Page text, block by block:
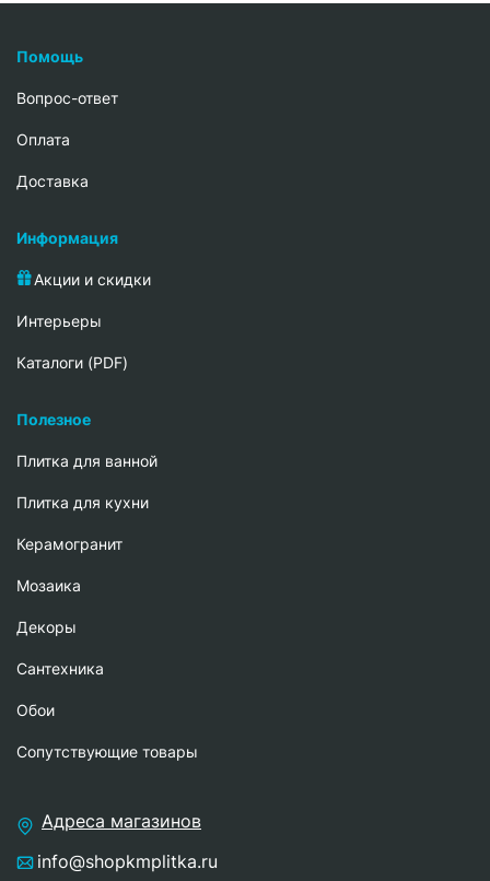
Помощь
Вопрос-ответ
Oплата
Доставка
Информация
Акции и скидки
Интерьеры
Каталоги (PDF)
Полезное
Плитка для ванной
Плитка для кухни
Керамогранит
Мозаика
Декоры
Сантехника
Обои
Сопутствующие товары
Адреса магазинов
info@shopkmplitka.ru